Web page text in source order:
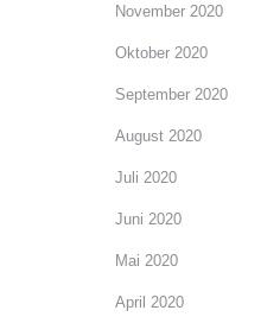
November 2020
Oktober 2020
September 2020
August 2020
Juli 2020
Juni 2020
Mai 2020
April 2020